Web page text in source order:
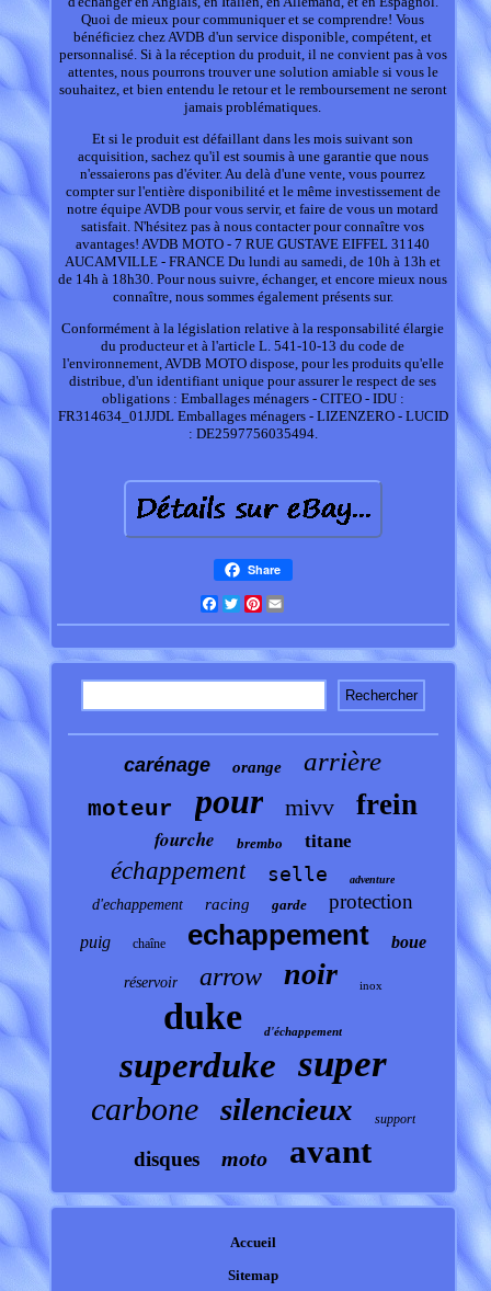
Quoi de mieux pour communiquer et se comprendre! Vous
bénéficiez chez AVDB d'un service disponible, compétent, et
personnalisé. Si à la réception du produit, il ne convient pas à vos
attentes, nous pourrons trouver une solution amiable si vous le
souhaitez, et bien entendu le retour et le remboursement ne seront
jamais problématiques.
Et si le produit est défaillant dans les mois suivant son
acquisition, sachez qu'il est soumis à une garantie que nous
n'essaierons pas d'éviter. Au delà d'une vente, vous pourrez
compter sur l'entière disponibilité et le même investissement de
notre équipe AVDB pour vous servir, et faire de vous un motard
satisfait. N'hésitez pas à nous contacter pour connaître vos
avantages! AVDB MOTO - 7 RUE GUSTAVE EIFFEL 31140
AUCAMVILLE - FRANCE Du lundi au samedi, de 10h à 13h et
de 14h à 18h30. Pour nous suivre, échanger, et encore mieux nous
connaître, nous sommes également présents sur.
Conformément à la législation relative à la responsabilité élargie
du producteur et à l'article L. 541-10-13 du code de
l'environnement, AVDB MOTO dispose, pour les produits qu'elle
distribue, d'un identifiant unique pour assurer le respect de ses
obligations : Emballages ménagers - CITEO - IDU :
FR314634_01JJDL Emballages ménagers - LIZENZERO - LUCID
: DE2597756035494.
Share
Facebook
TwitterPinterest
carénage orange arrière
moteur pour mivv frein
fourche brembo titane
échappement selle adventure
d'echappement racing garde protection
puig chaîne echappement boue
réservoir arrow noir inox
duke d'échappement
superduke super
carbone silencieux support
disques moto avant
Accueil
Sitemap